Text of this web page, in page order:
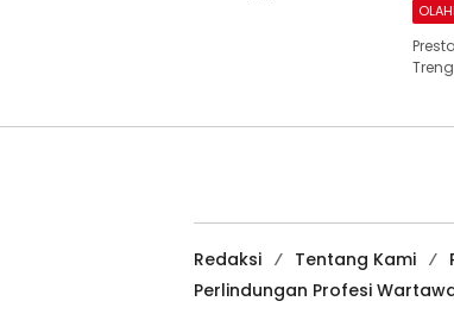
Redaksi Tentang Kami
Perlindungan Profesi